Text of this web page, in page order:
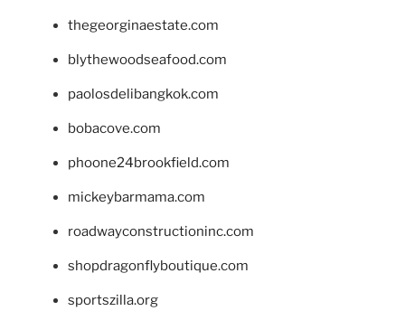
thegeorginaestate.com
blythewoodseafood.com
paolosdelibangkok.com
bobacove.com
phoone24brookfield.com
mickeybarmama.com
roadwayconstructioninc.com
shopdragonflyboutique.com
sportszilla.org